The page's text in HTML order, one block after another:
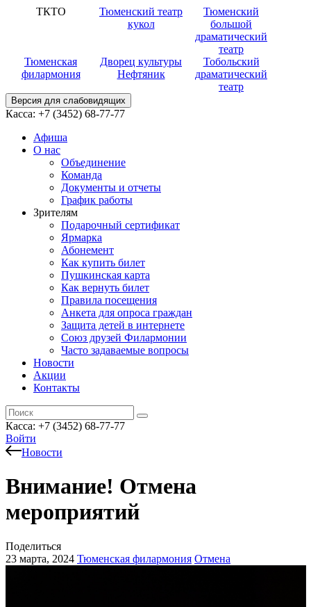
ТКТО
Тюменский театр
кукол
Тюменский
большой
драматический
театр
Тюменская
филармония
Дворец культуры
Нефтяник
Тобольский
драматический
театр
Версия для слабовидящих
Касса: +7 (3452) 68-77-77
Афиша
О нас
Объединение
Команда
Документы и отчеты
График работы
Зрителям
Подарочный сертификат
Ярмарка
Абонемент
Как купить билет
Пушкинская карта
Как вернуть билет
Правила посещения
Анкета для опроса граждан
Защита детей в интернете
Союз друзей Филармонии
Часто задаваемые вопросы
Новости
Акции
Контакты
Касса: +7 (3452) 68-77-77
Войти
Новости
Внимание! Отмена
мероприятий
Поделиться
23 марта, 2024 Тюменская филармония Отмена